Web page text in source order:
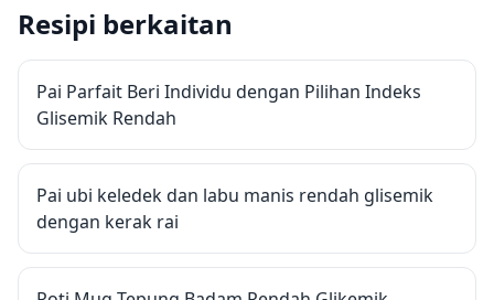
Resipi berkaitan
Pai Parfait Beri Individu dengan Pilihan Indeks
Glisemik Rendah
Pai ubi keledek dan labu manis rendah glisemik
dengan kerak rai